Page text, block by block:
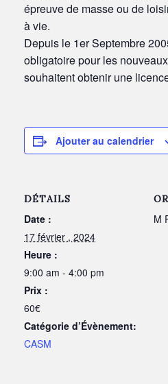
épreuve de masse ou de
à vie.
Depuis le 1er Septembre
obligatoire pour les
souhaitent obtenir une
Ajouter au calendrier
DÉTAILS
Date :
17 février , 2024
Heure :
9:00 am - 4:00 pm
Prix :
60€
Catégorie d’Évènement:
CASM
M